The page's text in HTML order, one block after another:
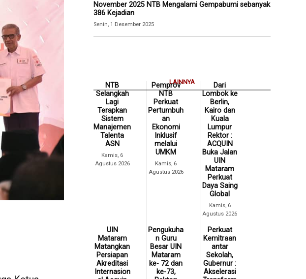
November 2025 NTB Mengalami Gempabumi sebanyak
386 Kejadian
Senin, 1 Desember 2025
LAINNYA
NTB
Selangkah
Lagi
Terapkan
Sistem
Manajemen
Talenta
ASN
Kamis, 6
Agustus 2026
Pemprov
NTB
Perkuat
Pertumbuh
an
Ekonomi
Inklusif
melalui
UMKM
Kamis, 6
Agustus 2026
Dari
Lombok ke
Berlin,
Kairo dan
Kuala
Lumpur
Rektor :
ACQUIN
Buka Jalan
UIN
Mataram
Perkuat
Daya Saing
Global
Kamis, 6
Agustus 2026
UIN
Mataram
Matangkan
Persiapan
Akreditasi
Internasion
Pengukuha
n Guru
Besar UIN
Mataram
ke- 72 dan
ke-73,
Perkuat
Kemitraan
antar
Sekolah,
Gubernur :
Akselerasi